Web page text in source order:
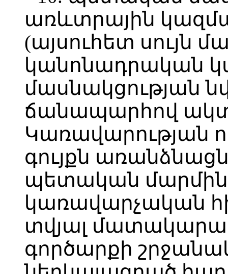
առևտրային
(այսուհետ սույն
կանոնադրական
մասնակցության
ճանապարհով
Կառավարության
գույքն
պետական
կառավարչական
տվյալ
գործարքի